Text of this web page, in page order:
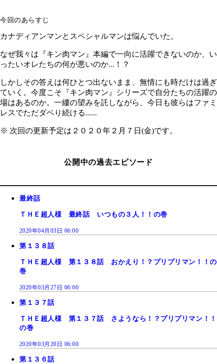
今回のあらすじ
カナディアンマンとスペシャルマンは悩んでいた。
なぜ我々は『キン肉マン』本編で一向に活躍できないのか、い
ったいオレたちの何が悪いのか...！？
しかしその答えは何ひとつ出ないまま、無情にも時だけは過ぎ
ていく。今度こそ『キン肉マン』シリーズで自分たちの活躍の
場はあるのか。一縷の望みを託しながら、今日も彼らはファミ
レスでただダベり続ける......
※ 次回の更新予定は２０２０年２月７日(金)です。
公開中の過去エピソード
最終話
ＴＨＥ超人様 最終話 いつもの３人！！の巻
2020年04月03日 06:00
第１３８話
ＴＨＥ超人様 第１３８話 おかえり！？プリプリマン！！の
巻
2020年03月27日 06:00
第１３７話
ＴＨＥ超人様 第１３７話 さようなら！？プリプリマン！！
の巻
2020年03月20日 06:00
第１３６話